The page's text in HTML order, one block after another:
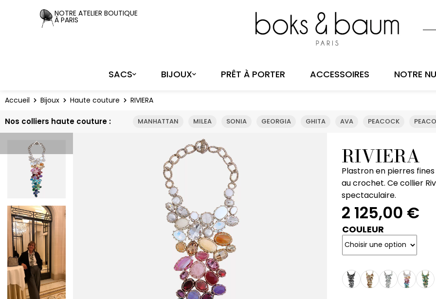
NOTRE ATELIER BOUTIQUE
À PARIS
SACS BIJOUX PRÊT À PORTER ACCESSOIRES NOTRE
Accueil Bijoux Haute couture RIVIERA
Nos colliers haute couture : MANHATTAN MILEA SONIA GEORGIA GHITA AVA PEACOCK
RIVIERA
Plastron en pierres
au crochet. Ce collier
spectaculaire.
2 125,00 €
COULEUR
Panneau de gestion des cookies